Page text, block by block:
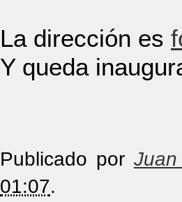
La dirección es
Y queda
Publicado por
01:07.